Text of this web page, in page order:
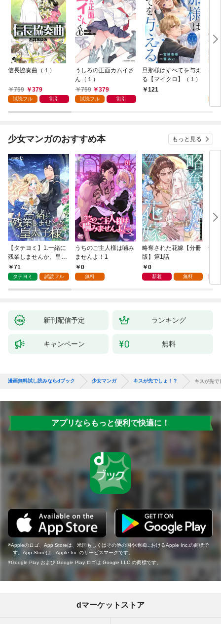
信長協奏曲（１）
759 379
試読フル 割引
うしろの正面カムイさ
ん（１）
759
379
試読フル 割引
旦那様はすべてを与え
る【マイクロ】（１）
121
は
少女マンガのおすすめ本 もっと見る
【タテヨミ】1.一緒に
残業しませんか、皇太
子様
71
タテヨミ 試読フル
うちのご主人様は噛み
ませんよ！1
0
無料
略奪された花嫁【分冊
版】第1話
0
新着 無料
余
新刊配信予定 ランキング
キャンペーン 無料
漫画無料試し読みならdブック 少女マンガ キスが先でしょ！？ キスが先で
アプリならもっと便利で快適に！
Appleのロゴ、App Storeは、米国もしくはその他の国や地域におけるApple Inc.の商標で
す。App Storeは、Apple Inc.のサービスマークです。
Google Play および Google Play ロゴは Google LLC の商標です。
dマーケットストア